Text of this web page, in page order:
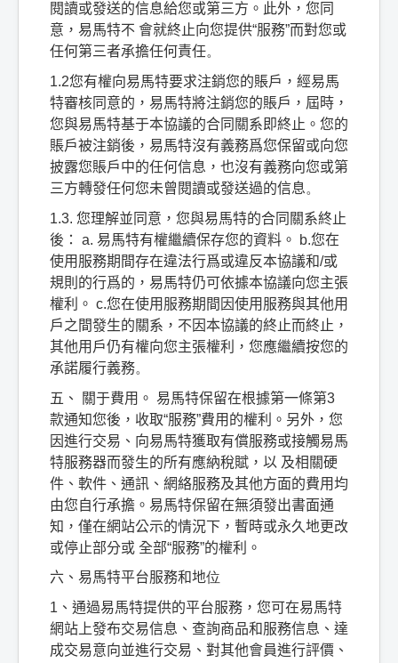
閱讀或發送的信息給您或第三方。此外，您同
意，易馬特不 會就終止向您提供“服務”而對您或
任何第三者承擔任何責任。
1.2您有權向易馬特要求注銷您的賬戶，經易馬
特審核同意的，易馬特將注銷您的賬戶，屆時，
您與易馬特基于本協議的合同關系即終止。您的
賬戶被注銷後，易馬特沒有義務爲您保留或向您
披露您賬戶中的任何信息，也沒有義務向您或第
三方轉發任何您未曾閱讀或發送過的信息。
1.3. 您理解並同意，您與易馬特的合同關系終止
後：
a. 易馬特有權繼續保存您的資料。 b.您在
使用服務期間存在違法行爲或違反本協議和/或
規則的行爲的，易馬特仍可依據本協議向您主張
權利。 c.您在使用服務期間因使用服務與其他用
戶之間發生的關系，不因本協議的終止而終止，
其他用戶仍有權向您主張權利，您應繼續按您的
承諾履行義務。
五、
關于費用。 易馬特保留在根據第一條第3
款通知您後，收取“服務”費用的權利。另外，您
因進行交易、向易馬特獲取有償服務或接觸易馬
特服務器而發生的所有應納稅賦，以 及相關硬
件、軟件、通訊、網絡服務及其他方面的費用均
由您自行承擔。易馬特保留在無須發出書面通
知，僅在網站公示的情況下，暫時或永久地更改
或停止部分或 全部“服務”的權利。
六、易馬特平台服務和地位
1 、通過易馬特提供的平台服務，您可在易馬特
網站上發布交易信息、 查詢商品和服務信息、達
成交易意向並進行交易、對其他會員進行評價、